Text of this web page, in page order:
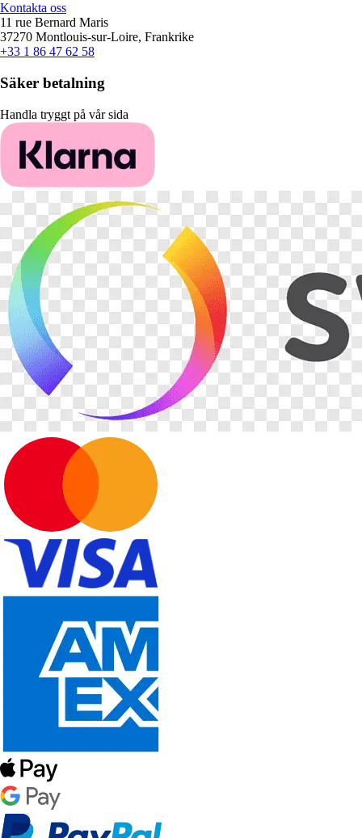
Kontakta oss
11 rue Bernard Maris
37270 Montlouis-sur-Loire, Frankrike
+33 1 86 47 62 58
Säker betalning
Handla tryggt på vår sida